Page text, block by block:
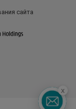
сайта
x